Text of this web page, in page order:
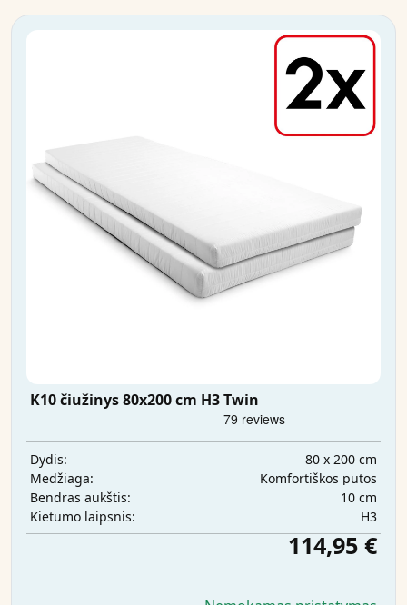
K10 čiužinys 80x200 cm H3 Twin
Dydis:
80 x 200 cm
Medžiaga:
Komfortiškos putos
Bendras aukštis:
10 cm
Kietumo laipsnis:
H3
114,95 €